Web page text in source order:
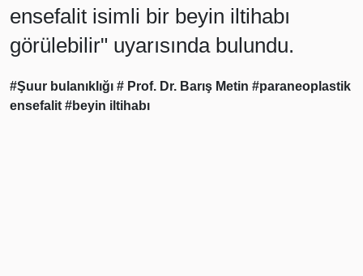
ensefalit isimli bir beyin iltihabı
görülebilir" uyarısında bulundu.
#Şuur bulanıklığı # Prof. Dr. Barış Metin #paraneoplastik
ensefalit #beyin iltihabı